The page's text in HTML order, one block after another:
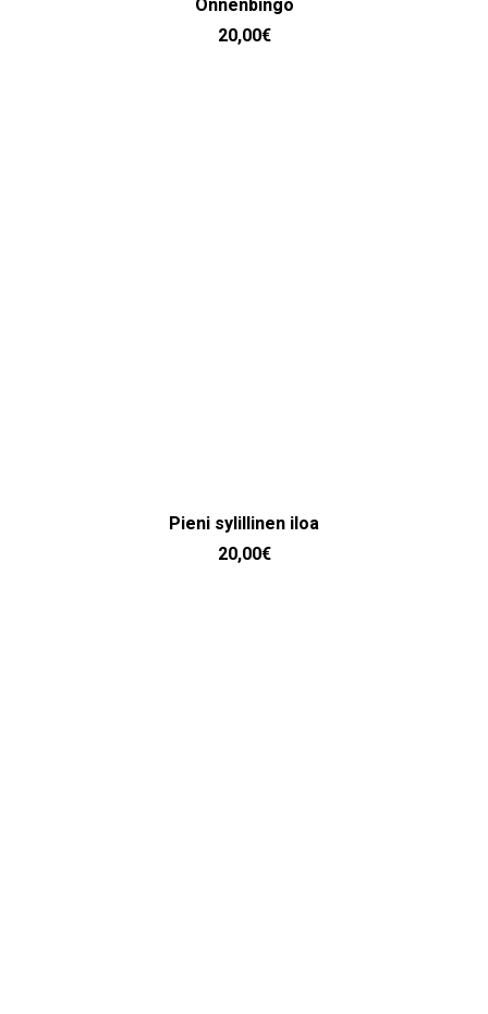
Onnenbingo
20,00€
LISÄÄ OSTOSKORIIN
Pieni sylillinen iloa
20,00€